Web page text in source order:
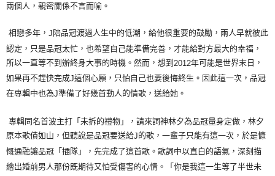
兩個人，親密關係不言而喻。
相戀多年， J 陪品冠渡過人生中的低潮，給他很重要的鼓勵，兩人早就彼此
認定，只是品冠太忙，也希望自己能準備完善，才能給對方最大的幸福，
所以一直等不到辦終身大事的時機。然而，想到 2012年可能是世界末日，
如果再不趕快完成J這個心願，只怕自己也要後悔終生。因此這一次，品冠
在專輯中也為J準備了好幾首動人的情歌，送給她。
專輯同名首波主打「未拆的禮物」，請來詞神林夕為品冠量身定做，林夕
原本歌債如山，但聽說是品冠要送給J的歌，一輩子只能有這一次，於是慷
慨通融讓品冠「插隊」，先完成了這首歌。歌詞中以直白的語氣，深刻描
繪出婚前男人那份既期待又怕受傷害的心情。「你是我這一生等了半世未